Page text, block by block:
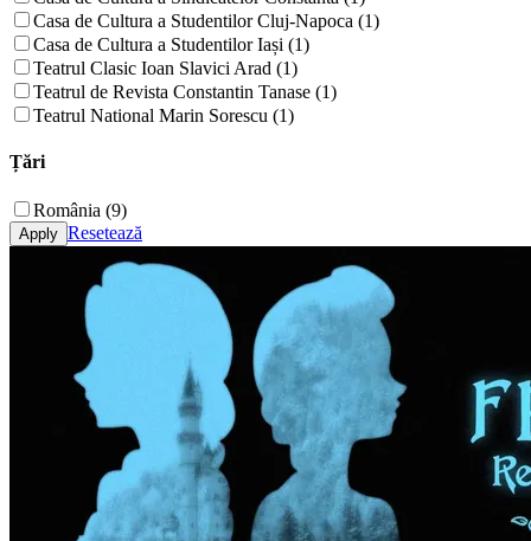
Casa de Cultura a Studentilor Cluj-Napoca (1)
Casa de Cultura a Studentilor Iași (1)
Teatrul Clasic Ioan Slavici Arad (1)
Teatrul de Revista Constantin Tanase (1)
Teatrul National Marin Sorescu (1)
Țări
România (9)
Resetează